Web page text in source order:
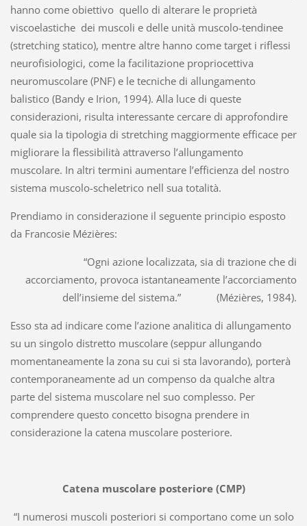
hanno come obiettivo quello di alterare le proprietà
viscoelastiche dei muscoli e delle unità muscolo-tendinee
(stretching statico), mentre altre hanno come target i riflessi
neurofisiologici, come la facilitazione propriocettiva
neuromuscolare (PNF) e le tecniche di allungamento
balistico (Bandy e Irion, 1994). Alla luce di queste
considerazioni, risulta interessante cercare di approfondire
quale sia la tipologia di stretching maggiormente efficace per
migliorare la flessibilità attraverso l’allungamento
muscolare. In altri termini aumentare l’efficienza del nostro
sistema muscolo-scheletrico nell sua totalità.
Prendiamo in considerazione il seguente principio esposto
da Francosie Mézières:
“Ogni azione localizzata, sia di trazione che di
accorciamento, provoca istantaneamente l’accorciamento
dell’insieme del sistema.” (Mézières, 1984).
Esso sta ad indicare come l’azione analitica di allungamento
su un singolo distretto muscolare (seppur allungando
momentaneamente la zona su cui si sta lavorando), porterà
contemporaneamente ad un compenso da qualche altra
parte del sistema muscolare nel suo complesso. Per
comprendere questo concetto bisogna prendere in
considerazione la catena muscolare posteriore.
Catena muscolare posteriore (CMP)
“I numerosi muscoli posteriori si comportano come un solo